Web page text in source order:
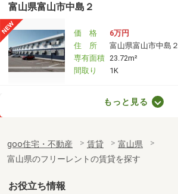
富山県富山市中島２
価 格
6万円
住 所
富山県富山市中島２
専有面積 23.72m²
間取り
1K
富山県富山市婦中町砂子田
専有面積
23.6m²
間取り
1K
富山県高岡市赤祖父
もっと見る
goo住宅・不動産 賃貸
富山県
富山県のフリーレントの賃貸を探す
お役立ち情報